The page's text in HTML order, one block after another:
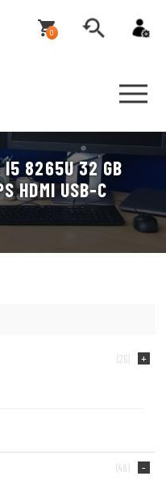
0
8265U 32 GB
HDMI USB-C
(26)
(48)